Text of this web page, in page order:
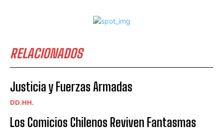
RELACIONADOS
Justicia y Fuerzas Armadas
DD.HH.
Los Comicios Chilenos Reviven Fantasmas